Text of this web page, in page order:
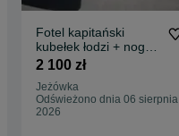
Fotel kapitański
kubełek łodzi + noga
z aluminium
2 100 zł
Jeżówka
Odświeżono dnia 06 sierpnia
2026